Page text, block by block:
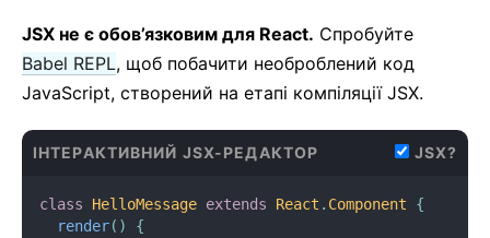
JSX не є обов’язковим для React. Спробуйте
Babel REPL, щоб побачити необроблений код
JavaScript, створений на етапі компіляції JSX.
ІНТЕРАКТИВНИЙ JSX-РЕДАКТОР JSX?
class HelloMessage extends React . Component
{
render( )
{